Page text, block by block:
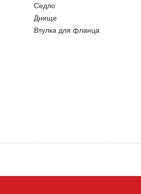
Седло
Днище
Втулка для фланца